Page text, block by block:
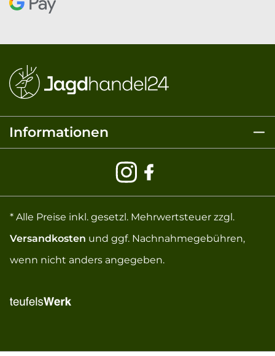
Informationen
* Alle Preise inkl. gesetzl. Mehrwertsteuer zzgl.
Versandkosten und ggf. Nachnahmegebühren,
wenn nicht anders angegeben.